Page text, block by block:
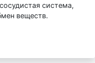
система,
веществ.